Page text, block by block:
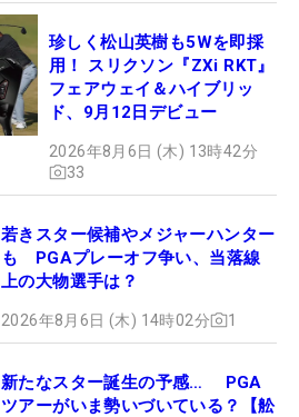
珍しく松山英樹も5Wを即採
用！ スリクソン『ZXi RKT』
フェアウェイ＆ハイブリッ
ド、9月12日デビュー
2026年8月6日 (木) 13時42分
33
若きスター候補やメジャーハンター
も PGAプレーオフ争い、当落線
上の大物選手は？
2026年8月6日 (木) 14時02分 1
新たなスター誕生の予感… PGA
ツアーがいま勢いづいている？【舩